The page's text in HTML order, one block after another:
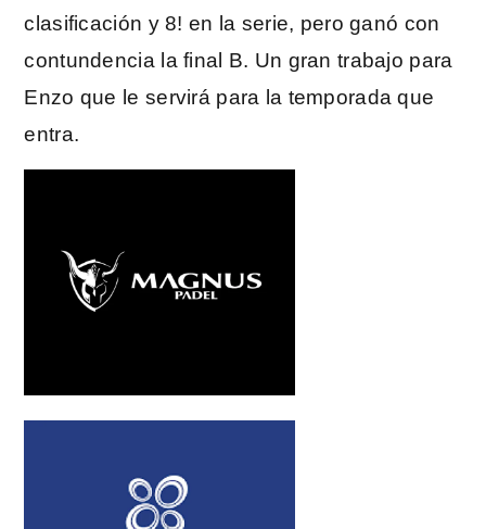
clasificación y 8! en la serie, pero ganó con
contundencia la final B. Un gran trabajo para
Enzo que le servirá para la temporada que
entra.